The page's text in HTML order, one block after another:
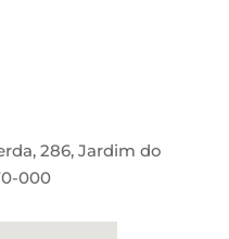
286, Jardim do
000